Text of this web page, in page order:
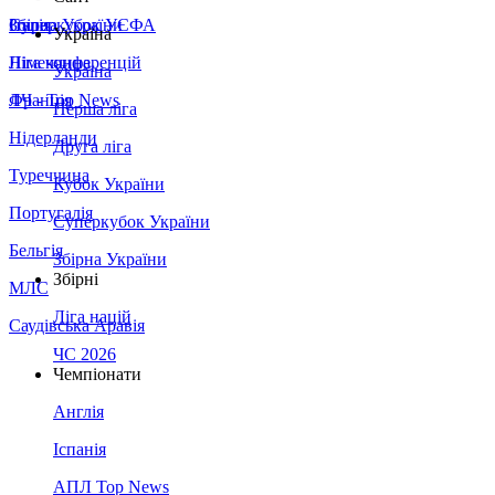
Збірна України
Італія
Німеччина
Франція
Нідерланди
Туреччина
Португалія
Бельгія
МЛС
Саудівська Аравія
Суперкубок УЄФА
Ліга конференцій
ЛЧ - Top News
Україна
Україна
Перша ліга
Друга ліга
Кубок України
Суперкубок України
Збірна України
Збірні
Ліга націй
ЧС 2026
Чемпіонати
Англія
Іспанія
АПЛ Top News